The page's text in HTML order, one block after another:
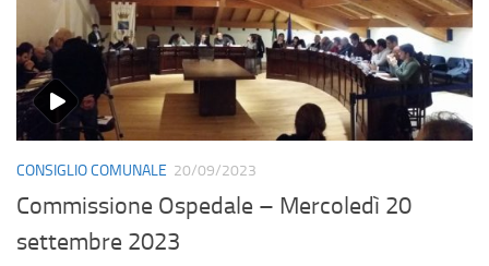
CONSIGLIO COMUNALE 20/09/2023
Commissione Ospedale – Mercoledì 20
settembre 2023